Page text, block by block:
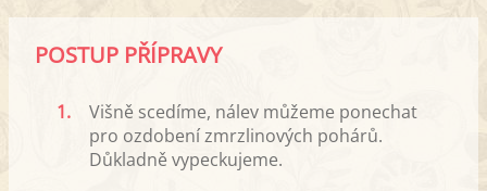
POSTUP PŘÍPRAVY
1.
Višně scedíme, nálev můžeme ponechat
pro ozdobení zmrzlinových pohárů.
Důkladně vypeckujeme.